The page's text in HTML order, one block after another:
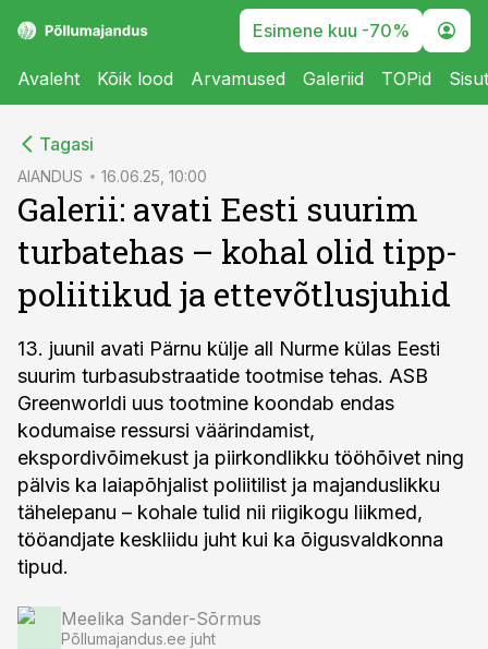
Esimene kuu -70%
Avaleht Kõik lood Arvamused Galeriid TOPid
Tagasi
AIANDUS 16.06.25, 10:00
Galerii: avati Eesti suurim
turbatehas – kohal olid tipp-
poliitikud ja ettevõtlusjuhid
13. juunil avati Pärnu külje all Nurme külas Eesti
suurim turbasubstraatide tootmise tehas. ASB
Greenworldi uus tootmine koondab endas
kodumaise ressursi väärindamist,
ekspordivõimekust ja piirkondlikku tööhõivet ning
pälvis ka laiapõhjalist poliitilist ja majanduslikku
tähelepanu – kohale tulid nii riigikogu liikmed,
tööandjate keskliidu juht kui ka õigusvaldkonna
tipud.
Meelika Sander-Sõrmus
Põllumajandus.ee juht